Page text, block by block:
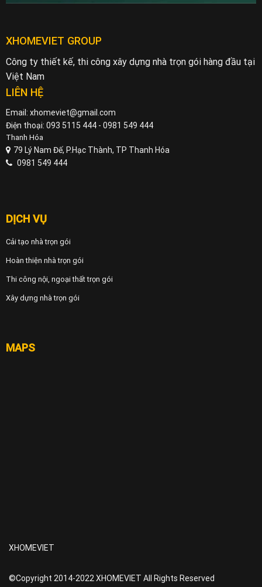
XHOMEVIET GROUP
Công ty thiết kế, thi công xây dựng nhà trọn gói hàng đầu tại
Việt Nam
LIÊN HỆ
Email: xhomeviet@gmail.com
Điện thoại: 093 5115 444 - 0981 549 444
Thanh Hóa
79 Lý Nam Đế, P.Hạc Thành, TP Thanh Hóa
0981 549 444
DỊCH VỤ
Cải tạo nhà trọn gói
Hoàn thiện nhà trọn gói
Thi công nội, ngoại thất trọn gói
Xây dựng nhà trọn gói
MAPS
XHOMEVIET
©Copyright 2014-2022 XHOMEVIET All Rights Reserved